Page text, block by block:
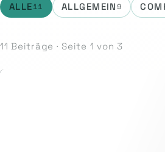
ALLE11 ALLGEMEIN9
11 Beiträge · Seite 1 von 3